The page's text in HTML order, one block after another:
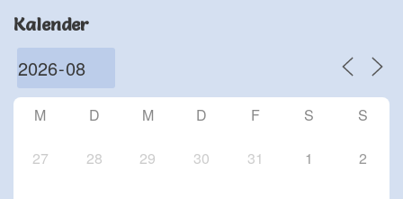
8 Okt. 26
Kalender
M D M D F S S
27 28 29 30 31 1 2